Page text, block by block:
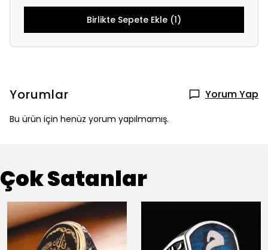
Birlikte Sepete Ekle (1)
Yorumlar Yorum Yap
Bu ürün için henüz yorum yapılmamış.
Çok Satanlar